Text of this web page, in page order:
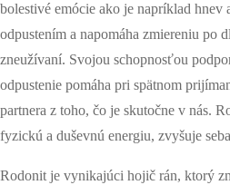
bolestivé emócie ako je napríklad
odpustením a napomáha zmiereniu po
zneužívaní. Svojou schopnosťou
odpustenie pomáha pri spätnom
partnera z toho, čo je skutočne v nás.
fyzickú a duševnú energiu, zvyšuje
Rodonit je vynikajúci hojič rán, ktorý